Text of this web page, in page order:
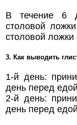
В течение 6
столовой
столовой
3. Как выводить
1-й день:
день перед
2-й день:
день перед